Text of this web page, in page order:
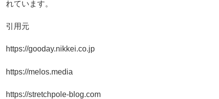
れています。
引用元
https://gooday.nikkei.co.jp
https://melos.media
https://stretchpole-blog.com